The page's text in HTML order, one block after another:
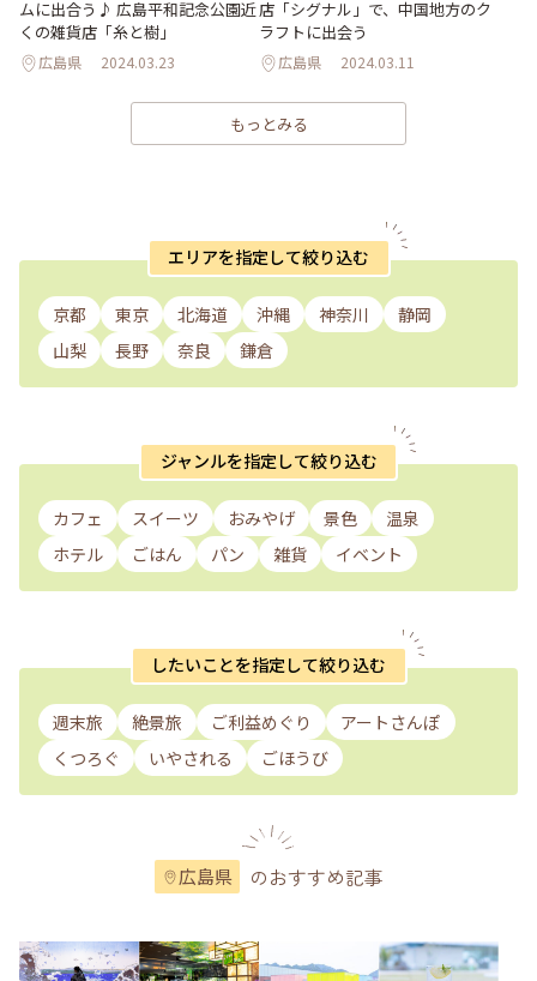
ムに出合う♪ 広島平和記念公園近
くの雑貨店「糸と樹」
広島県 2024.03.23
店「シグナル」で、中国地方のク
ラフトに出会う
広島県 2024.03.11
もっとみる
エリアを指定して絞り込む
京都 東京 北海道 沖縄 神奈川
静岡
山梨
長野 奈良 鎌倉
ジャンルを指定して絞り込む
カフェ スイーツ おみやげ 景色
温泉
ホテル
ごはん パン 雑貨 イベント
したいことを指定して絞り込む
週末旅 絶景旅 ご利益めぐり
アートさんぽ
くつろぐ
いやされる ごほうび
広島県 のおすすめ記事